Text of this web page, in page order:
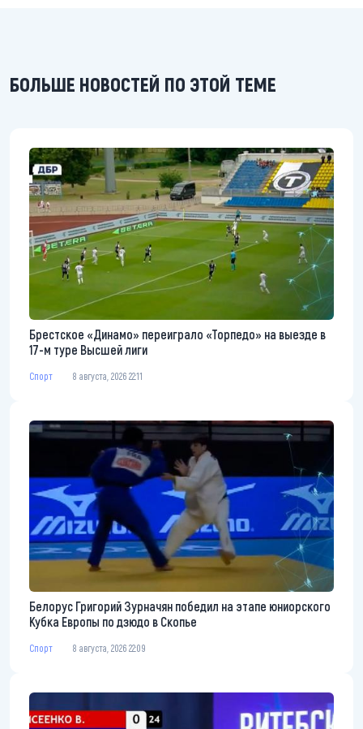
БОЛЬШЕ НОВОСТЕЙ ПО ЭТОЙ ТЕМЕ
Брестское «Динамо» переиграло «Торпедо» на выезде в
17-м туре Высшей лиги
Спорт 8 августа, 2026 22:11
Белорус Григорий Зурначян победил на этапе юниорского
Кубка Европы по дзюдо в Скопье
Спорт 8 августа, 2026 22:09